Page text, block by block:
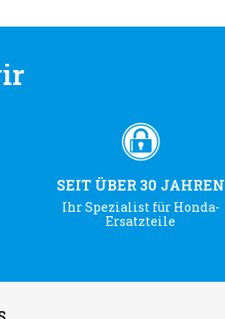
SEIT ÜBER 30 JAHREN
Ihr Spezialist für Honda-
Ersatzteile